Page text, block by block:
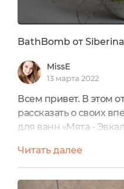
BathBomb от Siberina
MissE
13 марта 2022
Всем привет. В этом
рассказать о своих
для ванн «Мята -
пленочку,
которую еще
информацией о
Читать далее